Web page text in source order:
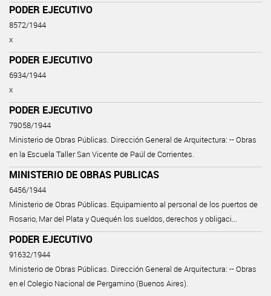
PODER EJECUTIVO
8572/1944
x
PODER EJECUTIVO
6934/1944
x
PODER EJECUTIVO
79058/1944
Ministerio de Obras Públicas. Dirección General de Arquitectura: -- Obras
en la Escuela Taller San Vicente de Paúl de Corrientes.
MINISTERIO DE OBRAS PUBLICAS
6456/1944
Ministerio de Obras Públicas. Equipamiento al personal de los puertos de
Rosario, Mar del Plata y Quequén los sueldos, derechos y obligaci...
PODER EJECUTIVO
91632/1944
Ministerio de Obras Públicas. Dirección General de Arquitectura: -- Obras
en el Colegio Nacional de Pergamino (Buenos Aires).